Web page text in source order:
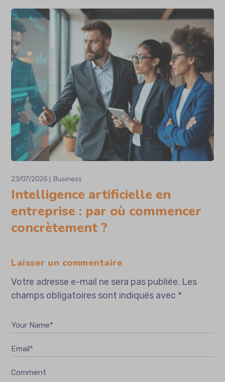
23/07/2026 Business
Intelligence artificielle en
entreprise : par où commencer
concrètement ?
Laisser un commentaire
Votre adresse e-mail ne sera pas publiée. Les
champs obligatoires sont indiqués avec *
Your Name*
Email*
Comment